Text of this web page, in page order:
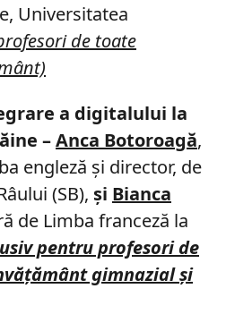
Universitatea
de toate
a digitalului la
–Anca Botoroagă,
engleză şi director, de
(SB), şi Bianca
de Limba franceză la
pentru profesori de
gimnazial şi